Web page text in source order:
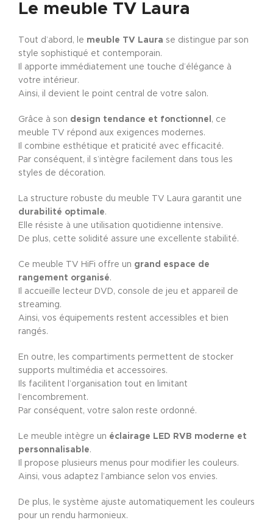
Le meuble TV Laura
Tout d’abord, le meuble TV Laura se distingue par son
style sophistiqué et contemporain.
Il apporte immédiatement une touche d’élégance à
votre intérieur.
Ainsi, il devient le point central de votre salon.
Grâce à son design tendance et fonctionnel , ce
meuble TV répond aux exigences modernes.
Il combine esthétique et praticité avec efficacité.
Par conséquent, il s’intègre facilement dans tous les
styles de décoration.
La structure robuste du meuble TV Laura garantit une
durabilité optimale.
Elle résiste à une utilisation quotidienne intensive.
De plus, cette solidité assure une excellente stabilité.
Ce meuble TV HiFi offre un grand espace de
rangement organisé.
Il accueille lecteur DVD, console de jeu et appareil de
streaming.
Ainsi, vos équipements restent accessibles et bien
rangés.
En outre, les compartiments permettent de stocker
supports multimédia et accessoires.
Ils facilitent l’organisation tout en limitant
l’encombrement.
Par conséquent, votre salon reste ordonné.
Le meuble intègre un éclairage LED RVB moderne et
personnalisable.
Il propose plusieurs menus pour modifier les couleurs.
Ainsi, vous adaptez l’ambiance selon vos envies.
De plus, le système ajuste automatiquement les couleurs
pour un rendu harmonieux.